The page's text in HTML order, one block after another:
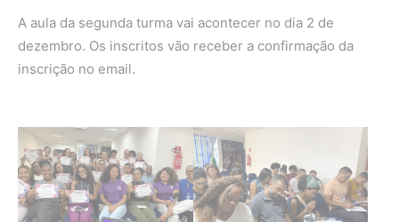
A aula da segunda turma vai acontecer no dia 2 de
dezembro. Os inscritos vão receber a confirmação da
inscrição no email.